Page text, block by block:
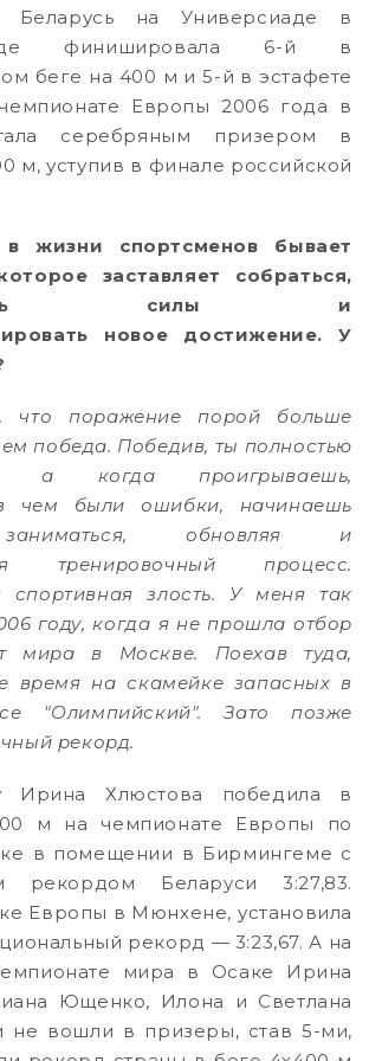
Беларусь на Универсиаде в
финишировала 6-й в
беге на 400 м и 5-й в эстафете
Европы 2006 года в
серебряным призером в
м, уступив в финале российской
жизни спортсменов бывает
заставляет собраться,
силы и
новое достижение. У
что поражение порой больше
победа. Победив, ты полностью
а когда проигрываешь,
чем были ошибки, начинаешь
обновляя и
тренировочный процесс.
спортивная злость. У меня так
году, когда я не прошла отбор
мира в Москве. Поехав туда,
время на скамейке запасных в
"Олимпийский". Зато позже
рекорд.
Ирина Хлюстова победила в
м на чемпионате Европы по
в помещении в Бирмингеме с
рекордом Беларуси 3:27,83.
Европы в Мюнхене, установила
рекорд — 3:23,67. А на
мира в Осаке Ирина
Ющенко, Илона и Светлана
не вошли в призеры, став 5-ми,